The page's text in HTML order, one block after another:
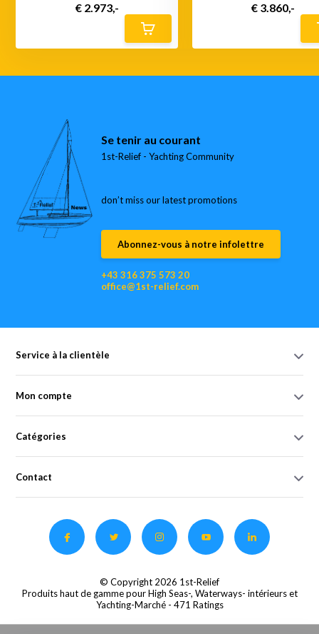
€ 2.973,- € 3.860,-
Se tenir au courant
1st-Relief - Yachting Community
don’t miss our latest promotions
Abonnez-vous à notre infolettre
+43 316 375 573 20
office@1st-relief.com
Service à la clientèle
Mon compte
Catégories
Contact
© Copyright 2026 1st-Relief
Produits haut de gamme pour High Seas-, Waterways- intérieurs et
Yachting-Marché - 471 Ratings